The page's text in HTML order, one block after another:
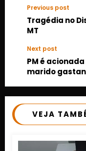
Previous post
Tragédia no
MT
Next post
PM é
marido
VEJA